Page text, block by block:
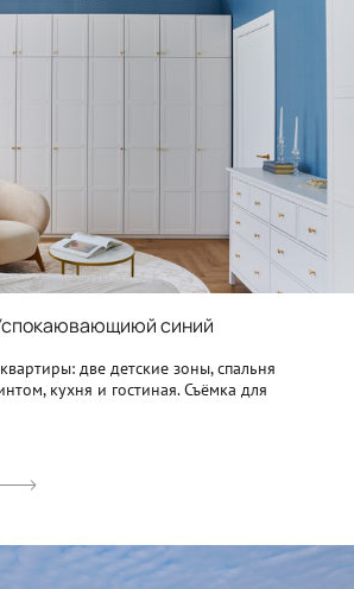
синий
две детские зоны, спальня
кухня и гостиная. Съёмка для